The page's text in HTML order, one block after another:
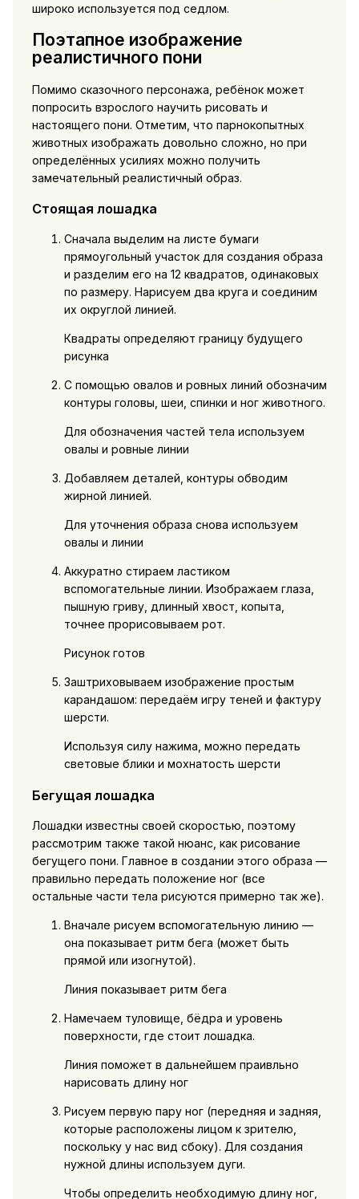
широко используется под седлом.
Поэтапное изображение
реалистичного пони
Помимо сказочного персонажа, ребёнок может
попросить взрослого научить рисовать и
настоящего пони. Отметим, что парнокопытных
животных изображать довольно сложно, но при
определённых усилиях можно получить
замечательный реалистичный образ.
Стоящая лошадка
Сначала выделим на листе бумаги
прямоугольный участок для создания образа
и разделим его на 12 квадратов, одинаковых
по размеру. Нарисуем два круга и соединим
их округлой линией.
Квадраты определяют границу будущего
рисунка
С помощью овалов и ровных линий обозначим
контуры головы, шеи, спинки и ног животного.
Для обозначения частей тела используем
овалы и ровные линии
Добавляем деталей, контуры обводим
жирной линией.
Для уточнения образа снова используем
овалы и линии
Аккуратно стираем ластиком
вспомогательные линии. Изображаем глаза,
пышную гриву, длинный хвост, копыта,
точнее прорисовываем рот.
Рисунок готов
Заштриховываем изображение простым
карандашом: передаём игру теней и фактуру
шерсти.
Используя силу нажима, можно передать
световые блики и мохнатость шерсти
Бегущая лошадка
Лошадки известны своей скоростью, поэтому
рассмотрим также такой нюанс, как рисование
бегущего пони. Главное в создании этого образа —
правильно передать положение ног (все
остальные части тела рисуются примерно так же).
Вначале рисуем вспомогательную линию —
она показывает ритм бега (может быть
прямой или изогнутой).
Линия показывает ритм бега
Намечаем туловище, бёдра и уровень
поверхности, где стоит лошадка.
Линия поможет в дальнейшем праивльно
нарисовать длину ног
Рисуем первую пару ног (передняя и задняя,
которые расположены лицом к зрителю,
поскольку у нас вид сбоку). Для создания
нужной длины используем дуги.
Чтобы определить необходимую длину ног,